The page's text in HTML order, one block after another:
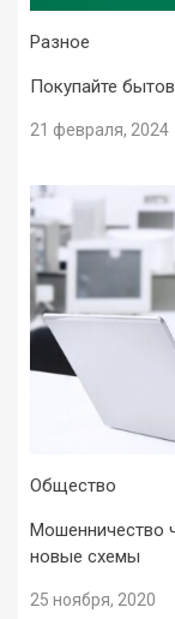
Разное
Покупайте
21 февраля, 2024
Общество
Мошенничество
новые схемы
25 ноября, 2020